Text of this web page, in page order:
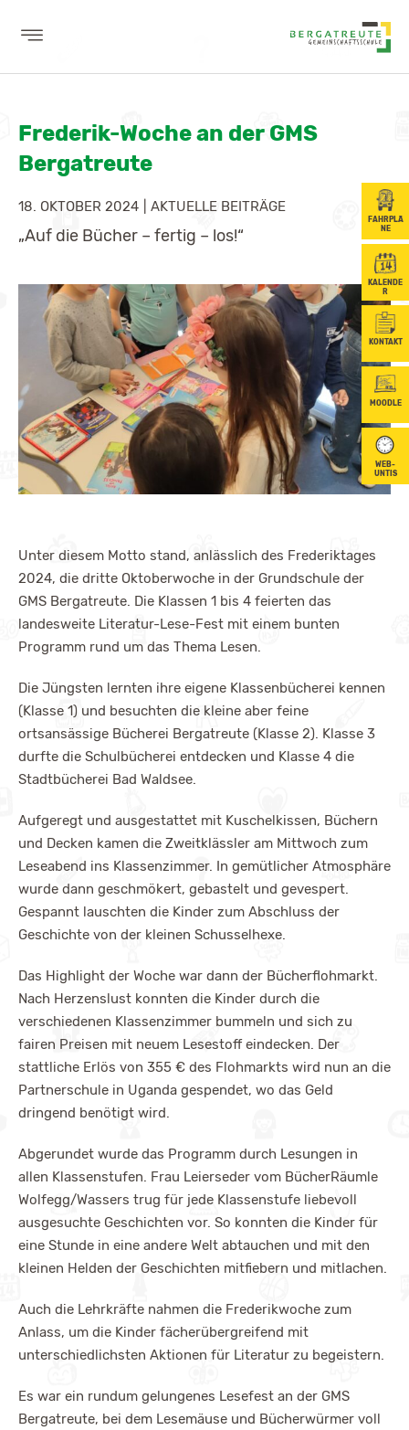
WIR
LERNEN
SCHULE
BERUFSORIENTIERUNG
ELTERN
FAHRPLÄ
NE
KALENDE
R
KONTAKT
MOODLE
WEB-
UNTIS
Frederik-Woche an der GMS
Bergatreute
18. OKTOBER 2024 AKTUELLE BEITRÄGE
„Auf die Bücher – fertig – los!“
Unter diesem Motto stand, anlässlich des Frederiktages
2024, die dritte Oktoberwoche in der Grundschule der
GMS Bergatreute. Die Klassen 1 bis 4 feierten das
landesweite Literatur-Lese-Fest mit einem bunten
Programm rund um das Thema Lesen.
Die Jüngsten lernten ihre eigene Klassenbücherei kennen
(Klasse 1) und besuchten die kleine aber feine
ortsansässige Bücherei Bergatreute (Klasse 2). Klasse 3
durfte die Schulbücherei entdecken und Klasse 4 die
Stadtbücherei Bad Waldsee.
Aufgeregt und ausgestattet mit Kuschelkissen, Büchern
und Decken kamen die Zweitklässler am Mittwoch zum
Leseabend ins Klassenzimmer. In gemütlicher Atmosphäre
wurde dann geschmökert, gebastelt und gevespert.
Gespannt lauschten die Kinder zum Abschluss der
Geschichte von der kleinen Schusselhexe.
Das Highlight der Woche war dann der Bücherflohmarkt.
Nach Herzenslust konnten die Kinder durch die
verschiedenen Klassenzimmer bummeln und sich zu
fairen Preisen mit neuem Lesestoff eindecken. Der
stattliche Erlös von 355 € des Flohmarkts wird nun an die
Partnerschule in Uganda gespendet, wo das Geld
dringend benötigt wird.
Abgerundet wurde das Programm durch Lesungen in
allen Klassenstufen. Frau Leierseder vom BücherRäumle
Wolfegg/Wassers trug für jede Klassenstufe liebevoll
ausgesuchte Geschichten vor. So konnten die Kinder für
eine Stunde in eine andere Welt abtauchen und mit den
kleinen Helden der Geschichten mitfiebern und mitlachen.
Auch die Lehrkräfte nahmen die Frederikwoche zum
Anlass, um die Kinder fächerübergreifend mit
unterschiedlichsten Aktionen für Literatur zu begeistern.
Es war ein rundum gelungenes Lesefest an der GMS
Bergatreute, bei dem Lesemäuse und Bücherwürmer voll